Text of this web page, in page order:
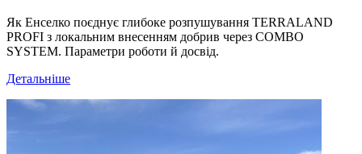
Як Енселко поєднує глибоке розпушування TERRALAND
PROFI з локальним внесенням добрив через COMBO
SYSTEM. Параметри роботи й досвід.
Детальніше